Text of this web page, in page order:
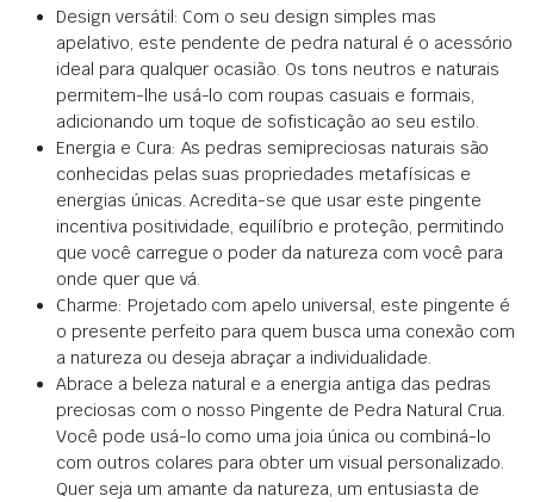
Design versátil: Com o seu design simples mas
apelativo, este pendente de pedra natural é o acessório
ideal para qualquer ocasião. Os tons neutros e naturais
permitem-lhe usá-lo com roupas casuais e formais,
adicionando um toque de sofisticação ao seu estilo.
Energia e Cura: As pedras semipreciosas naturais são
conhecidas pelas suas propriedades metafísicas e
energias únicas. Acredita-se que usar este pingente
incentiva positividade, equilíbrio e proteção, permitindo
que você carregue o poder da natureza com você para
onde quer que vá.
Charme: Projetado com apelo universal, este pingente é
o presente perfeito para quem busca uma conexão com
a natureza ou deseja abraçar a individualidade.
Abrace a beleza natural e a energia antiga das pedras
preciosas com o nosso Pingente de Pedra Natural Crua.
Você pode usá-lo como uma joia única ou combiná-lo
com outros colares para obter um visual personalizado.
Quer seja um amante da natureza, um entusiasta de